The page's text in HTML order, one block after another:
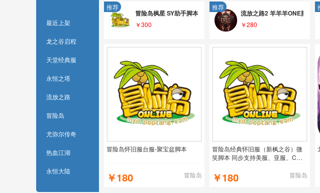
最近上架
龙之谷启程
天堂经典服
永恒之塔
流放之路
冒险岛
尤弥尔传奇
热血江湖
永恒大陆
推荐
冒险岛枫星 SY助手脚本
￥300
推荐
流放之路2 羊羊羊ONE脚本
￥280
冒险岛怀旧服台服-聚宝盆脚本
￥180 冒险岛
冒险岛经典怀旧服（新枫之谷）微
笑脚本 同步支持美服、亚服、C
￥180 冒险岛